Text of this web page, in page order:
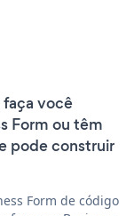
você
Form ou têm
pode construir
Form de código